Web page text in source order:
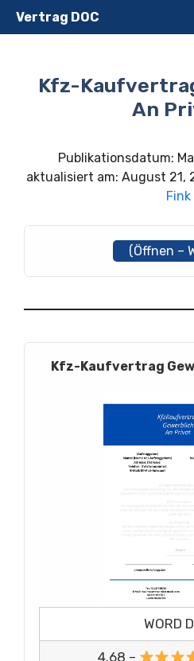
Zum
Vertrag DOC
Kfz-
An
Publikationsdatum:
aktualisiert am: August 21,
Fink
(Öffnen –
Kfz-Kaufvertrag
WORD
4.68 –